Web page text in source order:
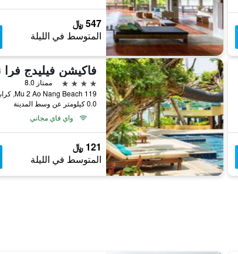
547 ﷼
المتوسط في الليلة
فاكيشن فيليدج فرا
4 نجوم
ممتاز 8.0
119 Mu 2 Ao Nang Beach, كرابي, تايلاند
0.0 كيلومتر عن وسط المدينة
واي فاي مجاني
121 ﷼
المتوسط في الليلة